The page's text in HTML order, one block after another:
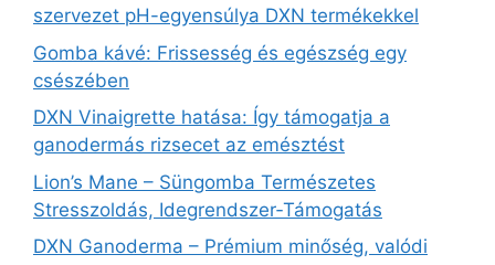
szervezet pH-egyensúlya DXN termékekkel
Gomba kávé: Frissesség és egészség egy
csészében
DXN Vinaigrette hatása: Így támogatja a
ganodermás rizsecet az emésztést
Lion’s Mane – Süngomba Természetes
Stresszoldás, Idegrendszer‑Támogatás
DXN Ganoderma – Prémium minőség, valódi